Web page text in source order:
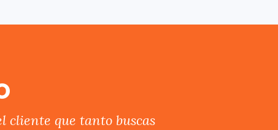
cliente que tanto buscas